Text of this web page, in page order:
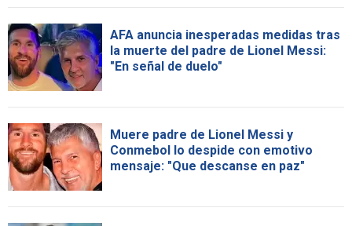
AFA anuncia inesperadas medidas tras
la muerte del padre de Lionel Messi:
"En señal de duelo"
Muere padre de Lionel Messi y
Conmebol lo despide con emotivo
mensaje: "Que descanse en paz"